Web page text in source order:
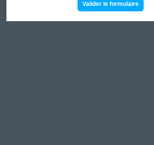
Valider le formulaire